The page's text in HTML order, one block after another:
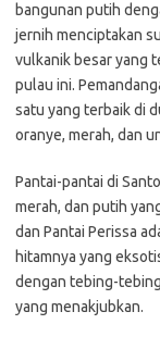
bangunan putih
jernih menciptakan
vulkanik besar yang
pulau ini.
satu yang terbaik di
oranye, merah, dan
Pantai-pantai di
merah, dan putih
dan Pantai Perissa
hitamnya yang
dengan tebing-
yang menakjubkan.